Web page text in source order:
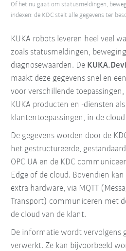
KUKA robots leveren heel veel
zoals statusmeldingen,
diagnosewaarden. De
maakt deze gegevens snel en
voor verschillende
KUKA producten en -diensten
klantentoepassingen, in de
De gegevens worden door de
het gestructureerde,
OPC UA en de KDC
Edge of de cloud. Bovendien
extra hardware, via MQTT
Transport) communiceren met
de cloud van de klant.
De informatie wordt vervolgens
verwerkt. Ze kan bijvoorbeeld
Of het nu gaat om statusmeldingen,
indexen: de KDC stelt alle gegevens ter